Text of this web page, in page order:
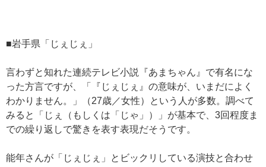
■岩手県「じぇじぇ」
言わずと知れた連続テレビ小説『あまちゃん』で有名にな
った方言ですが、「『じぇじぇ』の意味が、いまだによく
わかりません。」（27歳／女性）という人が多数。調べて
みると「じぇ（もしくは「じゃ」）」が基本で、3回程度ま
での繰り返しで驚きを表す表現だそうです。
能年さんが「じぇじぇ」とビックリしている演技と合わせ